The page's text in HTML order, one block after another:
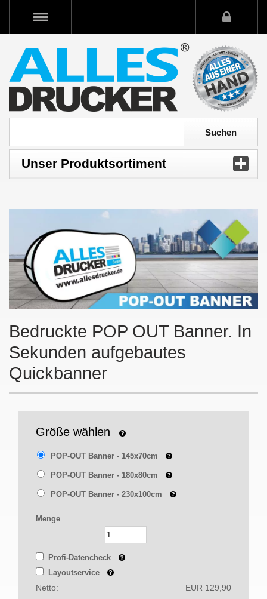
Unser Produktsortiment
Bedruckte POP OUT Banner. In
Sekunden aufgebautes
Quickbanner
Größe wählen
POP-OUT Banner - 145x70cm
POP-OUT Banner - 180x80cm
POP-OUT Banner - 230x100cm
Menge
Profi-Datencheck
Layoutservice
Netto: EUR 129,90